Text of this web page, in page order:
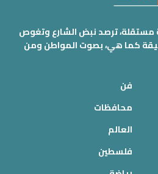
مستقلة، ترصد نبض الشارع وتغوص
كما هي، بصوت المواطن ومن
فن
محافظات
العالم
فلسطين